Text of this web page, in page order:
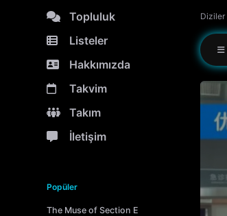
Topluluk
Listeler
Hakkımızda
Takvim
Takım
İletişim
Popüler
The Muse of Section E
Diziler